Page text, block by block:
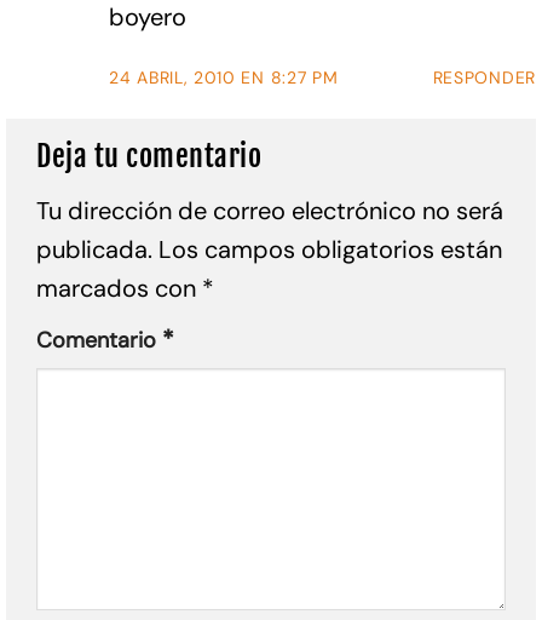
boyero
24 ABRIL, 2010 EN 8:27 PM RESPONDER
Deja tu comentario
Tu dirección de correo electrónico no será
publicada. Los campos obligatorios están
marcados con *
Comentario *